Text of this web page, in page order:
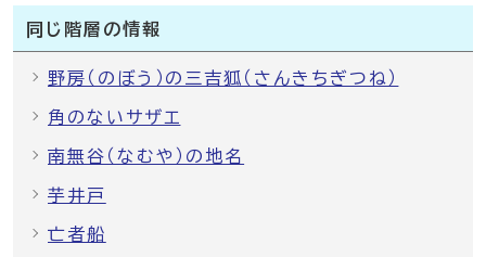
同じ階層の情報
野房（のぼう）の三吉狐（さんきちぎつね）
角のないサザエ
南無谷（なむや）の地名
芋井戸
亡者船